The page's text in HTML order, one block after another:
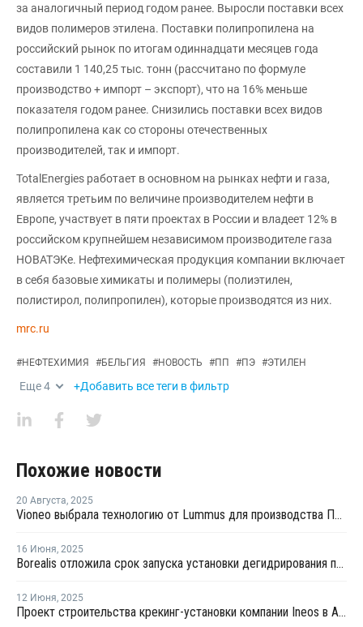
за аналогичный период годом ранее. Выросли поставки всех
видов полимеров этилена. Поставки полипропилена на
российский рынок по итогам одиннадцати месяцев года
составили 1 140,25 тыс. тонн (рассчитано по формуле
производство + импорт – экспорт), что на 16% меньше
показателя годом ранее. Снизились поставки всех видов
полипропилена как со стороны отечественных
производителей, так и импорт.
TotalEnergies работает в основном на рынках нефти и газа,
является третьим по величине производителем нефти в
Европе, участвует в пяти проектах в России и владеет 12% в
российском крупнейшем независимом производителе газа
НОВАТЭКе. Нефтехимическая продукция компании включает
в себя базовые химикаты и полимеры (полиэтилен,
полистирол, полипропилен), которые производятся из них.
mrc.ru
#НЕФТЕХИМИЯ #БЕЛЬГИЯ #НОВОСТЬ #ПП #ПЭ #ЭТИЛЕН
Еще4 +Добавить все теги в фильтр
Похожие новости
20 Августа, 2025
Vioneo выбрала технологию от Lummus для производства ПП в Антверпене
16 Июня, 2025
Borealis отложила срок запуска установки дегидрирования пропана в Бельгии
12 Июня, 2025
Проект строительства крекинг-установки компании Ineos в Антверпене завершен на 70%